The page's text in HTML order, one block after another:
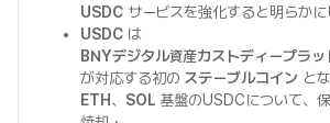
USDCサービスを強化すると明らかに
USDCは
BNYデジタル資産カストディープラッ
が対応する初の ステーブルコイン と
ETH、 SOL 基盤のUSDCについて、